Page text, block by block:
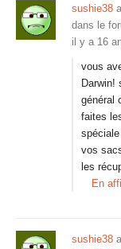
sushie38
dans le
il y a 16
vous
Darwin!
général
faites
vos
les
En
sushie38